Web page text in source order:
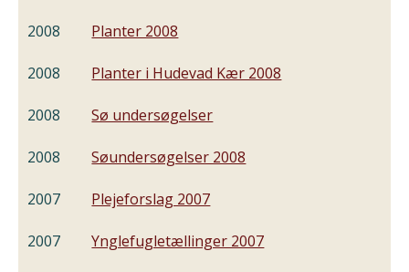
2008 Planter 2008
2008 Planter i Hudevad Kær 2008
2008 Sø undersøgelser
2008 Søundersøgelser 2008
2007 Plejeforslag 2007
2007 Ynglefugletællinger 2007